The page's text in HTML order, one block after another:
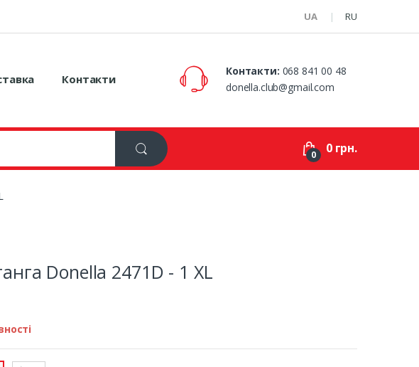
UA RU
Контакти
Контакти: 068 841 00 48
donella.club@gmail.com
0 0 грн.
Donella 2471D - 1 XL